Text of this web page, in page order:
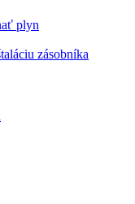
plyn
zásobníka